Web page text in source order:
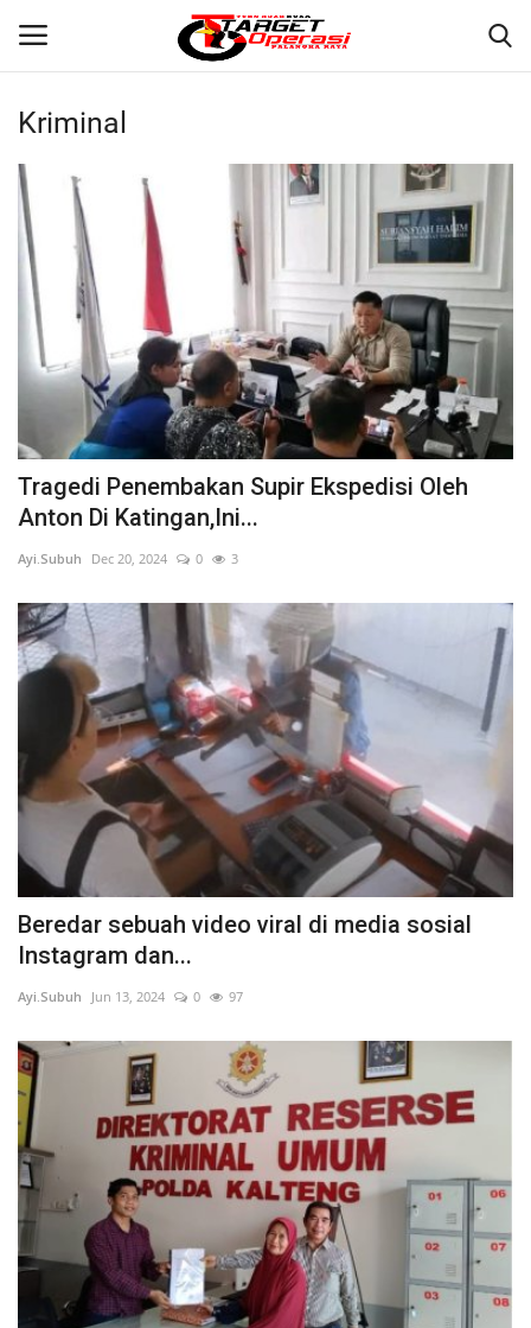
Login
Home
Contact
PALANGKA RAYA
NASIONAL
WISATA
KULINER
TO Network
TO.CHANEL
Kriminal
Tragedi Penembakan Supir Ekspedisi Oleh
Anton Di Katingan,Ini...
Ayi.Subuh Dec 20, 2024 0 3
Beredar sebuah video viral di media sosial
Instagram dan...
Ayi.Subuh Jun 13, 2024 0 97